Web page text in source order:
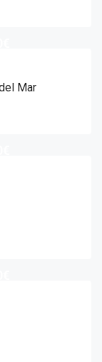
Mar